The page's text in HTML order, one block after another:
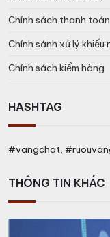
Chính sách thanh toán
Chính sánh xử lý khiếu
Chính sách kiểm hàng
HASHTAG
#vangchat,
THÔNG TIN KHÁC